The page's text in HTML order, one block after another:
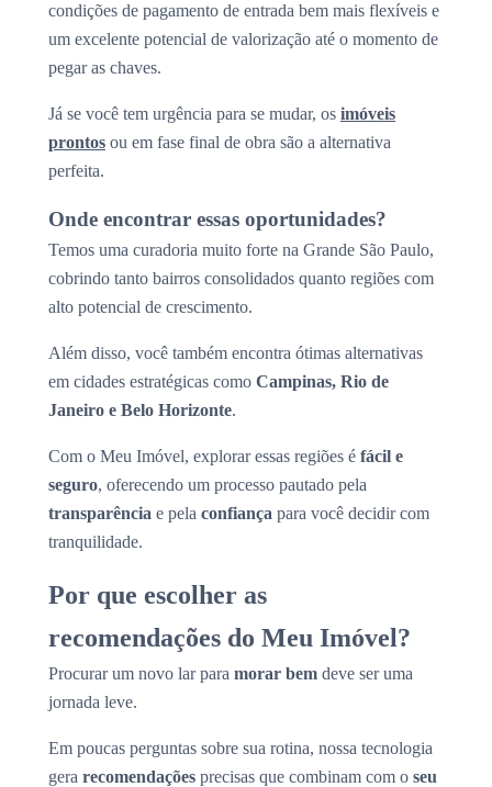
condições de pagamento de entrada bem mais flexíveis e
um excelente potencial de valorização até o momento de
pegar as chaves.
Já se você tem urgência para se mudar, os imóveis
prontos ou em fase final de obra são a alternativa
perfeita.
Onde encontrar essas oportunidades?
Temos uma curadoria muito forte na Grande São Paulo,
cobrindo tanto bairros consolidados quanto regiões com
alto potencial de crescimento.
Além disso, você também encontra ótimas alternativas
em cidades estratégicas como Campinas, Rio de
Janeiro e Belo Horizonte.
Com o Meu Imóvel, explorar essas regiões é fácil e
seguro, oferecendo um processo pautado pela
transparência e pela confiança para você decidir com
tranquilidade.
Por que escolher as
recomendações do Meu Imóvel?
Procurar um novo lar para morar bem deve ser uma
jornada leve.
Em poucas perguntas sobre sua rotina, nossa tecnologia
gera recomendações precisas que combinam com o seu